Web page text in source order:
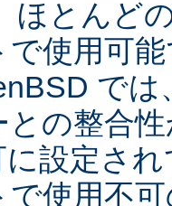
ほとんど
使用可
で
の整合
設定さ
使用不